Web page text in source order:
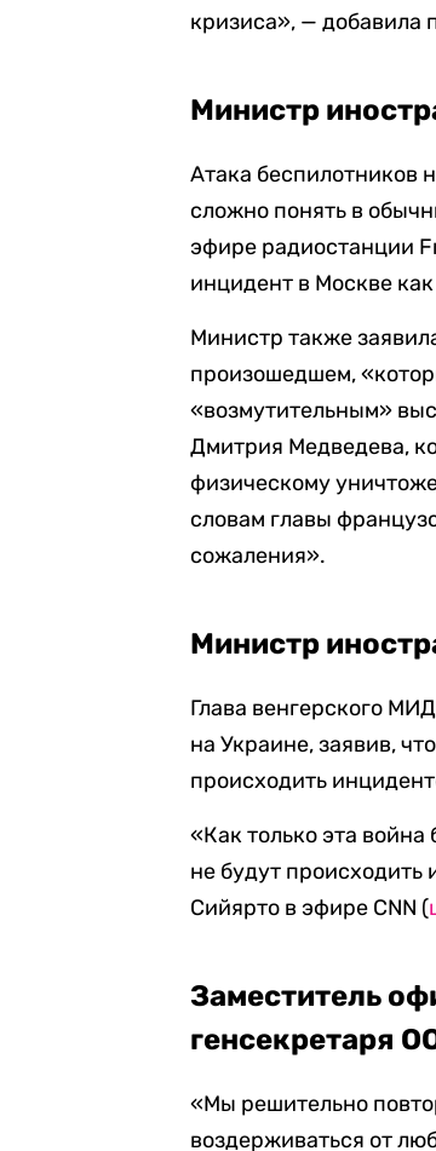
кризиса», — добавила
Министр
Атака беспилотников
сложно понять в
эфире радиостанции
инцидент в Москве
Министр также
произошедшем,
«возмутительным»
Дмитрия Медведева,
физическому
словам главы
сожаления».
Министр
Глава венгерского
на Украине, заявив,
происходить
«Как только эта
не будут
Сийярто в эфире CNN (
Заместитель
генсекретаря
«Мы решительно
воздерживаться от